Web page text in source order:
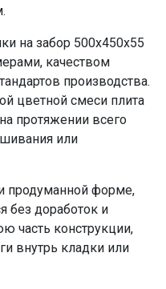
на забор 500х450х55
качеством
производства.
цветной смеси плита
протяжении всего
или
продуманной форме,
без доработок и
часть конструкции,
внутрь кладки или